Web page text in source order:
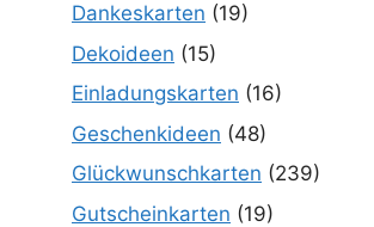
Dankeskarten (19)
Dekoideen (15)
Einladungskarten (16)
Geschenkideen (48)
Glückwunschkarten (239)
Gutscheinkarten (19)